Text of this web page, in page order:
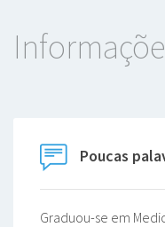
Poucas
Graduou-se em